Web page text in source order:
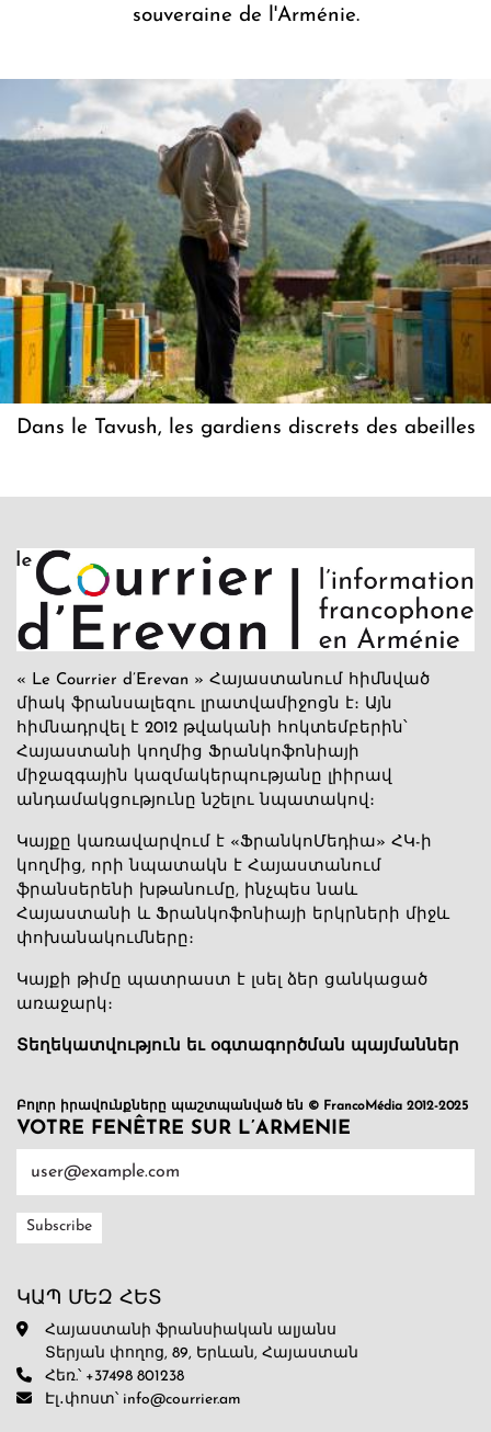
souveraine de l'Arménie.
Dans le Tavush, les gardiens discrets des abeilles
« Le Courrier d’Erevan » Հայաստանում հիմնված
միակ ֆրանսալեզու լրատվամիջոցն է։ Այն
հիմնադրվել է 2012 թվականի հոկտեմբերին՝
Հայաստանի կողմից Ֆրանկոֆոնիայի
միջազգային կազմակերպությանը լիիրավ
անդամակցությունը նշելու նպատակով։
Կայքը կառավարվում է «ՖրանկոՄեդիա» ՀԿ-ի
կողմից, որի նպատակն է Հայաստանում
ֆրանսերենի խթանումը, ինչպես նաև
Հայաստանի և Ֆրանկոֆոնիայի երկրների միջև
փոխանակումները։
Կայքի թիմը պատրաստ է լսել ձեր ցանկացած
առաջարկ։
Տեղեկատվություն եւ օգտագործման պայմաններ
Բոլոր իրավունքները պաշտպանված են © FrancoMédia 2012-2025
VOTRE FENÊTRE SUR L’ARMENIE
ԿԱՊ ՄԵԶ ՀԵՏ
Հայաստանի ֆրանսիական ալյանս
Տերյան փողոց, 89, Երևան, Հայաստան
Հեռ.՝ +37498 801238
Էլ․փոստ՝ info@courrier.am